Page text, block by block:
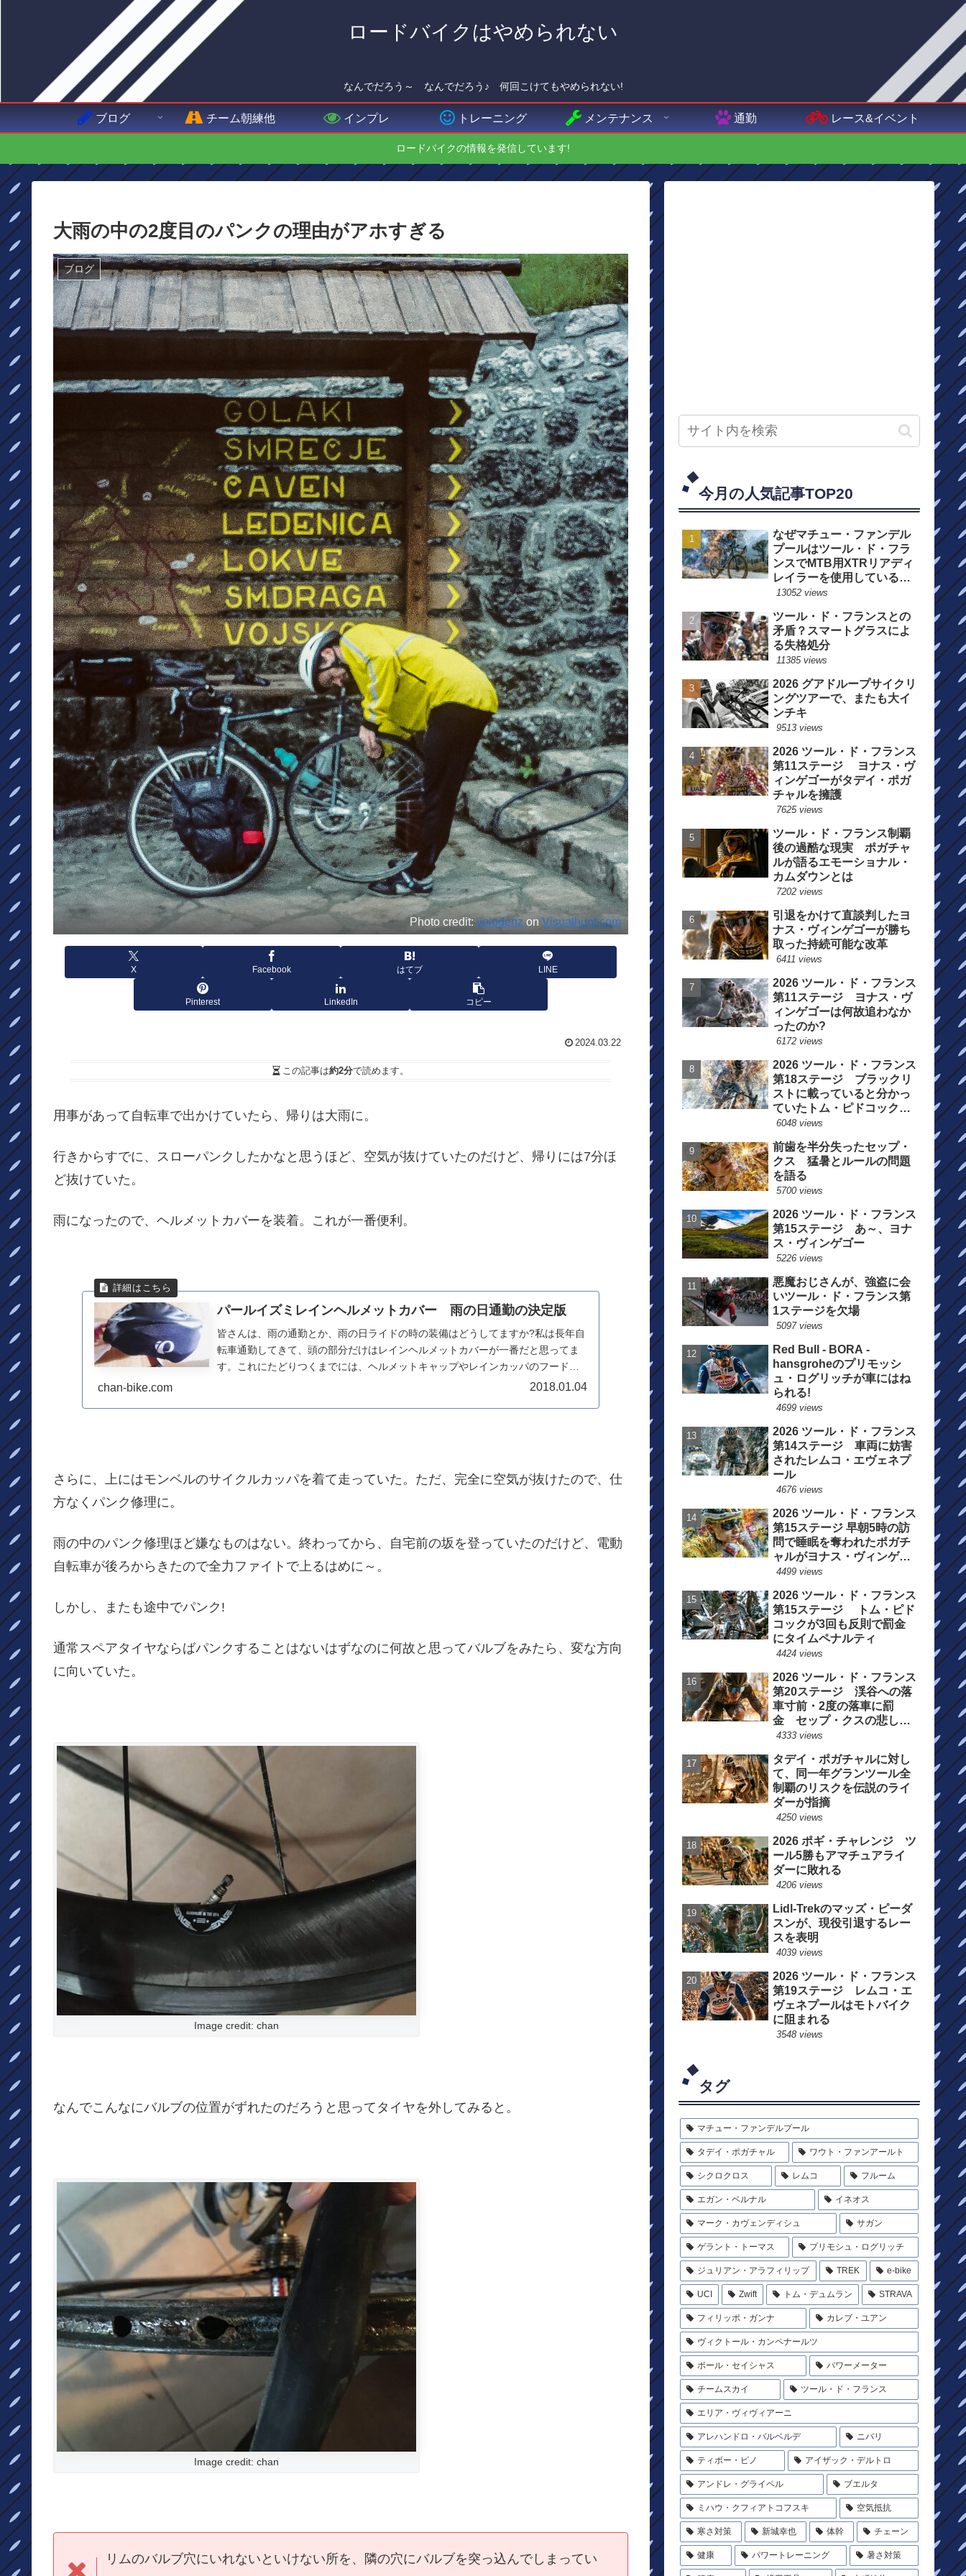
ロードバイクはやめられない
なんでだろう～ なんでだろう♪ 何回こけてもやめられない!
ブログ チーム朝練他 インプレ トレーニング メンテナンス 通勤 レース&イベント
ロードバイクの情報を発信しています!
大雨の中の2度目のパンクの理由がアホすぎる
ブログ
Photo credit:velodenzonVisualhunt.com
X Facebook はてブ LINE
Pinterest LinkedIn コピー
2024.03.22
この記事は約2分で読めます。
用事があって自転車で出かけていたら、帰りは大雨に。
行きからすでに、スローパンクしたかなと思うほど、空気が抜けていたのだけど、帰りには7分ほ
ど抜けていた。
雨になったので、ヘルメットカバーを装着。これが一番便利。
パールイズミレインヘルメットカバー 雨の日通勤の決定版
皆さんは、雨の通勤とか、雨の日ライドの時の装備はどうしてますか?私は長年自
転車通勤してきて、頭の部分だけはレインヘルメットカバーが一番だと思ってま
す。これにたどりつくまでには、ヘルメットキャップやレインカッパのフードを
chan-bike.com 2018.01.04
さらに、上にはモンベルのサイクルカッパを着て走っていた。ただ、完全に空気が抜けたので、仕
方なくパンク修理に。
雨の中のパンク修理ほど嫌なものはない。終わってから、自宅前の坂を登っていたのだけど、電動
自転車が後ろからきたので全力ファイトで上るはめに～。
しかし、またも途中でパンク!
通常スペアタイヤならばパンクすることはないはずなのに何故と思ってバルブをみたら、変な方向
に向いていた。
Image credit: chan
なんでこんなにバルブの位置がずれたのだろうと思ってタイヤを外してみると。
Image credit: chan
リムのバルブ穴にいれないといけない所を、隣の穴にバルブを突っ込んでしまってい
今月の人気記事TOP20
なぜマチュー・ファンデル
プールはツール・ド・フラ
ンスでMTB用XTRリアディ
レイラーを使用しているの
か？
13052 views
ツール・ド・フランスとの
矛盾？スマートグラスによ
る失格処分
11385 views
2026 グアドループサイクリ
ングツアーで、またも大イ
ンチキ
9513 views
2026 ツール・ド・フランス
第11ステージ ヨナス・ヴ
ィンゲゴーがタデイ・ポガ
チャルを擁護
7625 views
ツール・ド・フランス制覇
後の過酷な現実 ポガチャ
ルが語るエモーショナル・
カムダウンとは
7202 views
引退をかけて直談判したヨ
ナス・ヴィンゲゴーが勝ち
取った持続可能な改革
6411 views
2026 ツール・ド・フランス
第11ステージ ヨナス・ヴ
ィンゲゴーは何故追わなか
ったのか?
6172 views
2026 ツール・ド・フランス
第18ステージ ブラックリ
ストに載っていると分かっ
ていたトム・ピドコックは
総合順位死守に
6048 views
前歯を半分失ったセップ・
クス 猛暑とルールの問題
を語る
5700 views
2026 ツール・ド・フランス
第15ステージ あ～、ヨナ
ス・ヴィンゲゴー
5226 views
悪魔おじさんが、強盗に会
いツール・ド・フランス第
1ステージを欠場
5097 views
Red Bull - BORA -
hansgroheのプリモッシ
ュ・ログリッチが車にはね
られる!
4699 views
2026 ツール・ド・フランス
第14ステージ 車両に妨害
されたレムコ・エヴェネプ
ール
4676 views
2026 ツール・ド・フランス
第15ステージ 早朝5時の訪
問で睡眠を奪われたポガチ
ャルがヨナス・ヴィンゲゴ
ーの離脱を惜しむ
4499 views
2026 ツール・ド・フランス
第15ステージ トム・ピド
コックが3回も反則で罰金
にタイムペナルティ
4424 views
2026 ツール・ド・フランス
第20ステージ 渓谷への落
車寸前・2度の落車に罰
金 セップ・クスの悲しい
一日
4333 views
タデイ・ポガチャルに対し
て、同一年グランツール全
制覇のリスクを伝説のライ
ダーが指摘
4250 views
2026 ポギ・チャレンジ ツ
ール5勝もアマチュアライ
ダーに敗れる
4206 views
Lidl-Trekのマッズ・ピーダ
スンが、現役引退するレー
スを表明
4039 views
2026 ツール・ド・フランス
第19ステージ レムコ・エ
ヴェネプールはモトバイク
に阻まれる
3548 views
タグ
マチュー・ファンデルプール
タデイ・ポガチャル ワウト・ファンアールト
シクロクロス レムコ フルーム
エガン・ベルナル イネオス
マーク・カヴェンディシュ サガン
ゲラント・トーマス プリモシュ・ログリッチ
ジュリアン・アラフィリップ TREK e-bike
UCI Zwift トム・デュムラン STRAVA
フィリッポ・ガンナ カレブ・ユアン
ヴィクトール・カンペナールツ
ポール・セイシャス パワーメーター
チームスカイ ツール・ド・フランス
エリア・ヴィヴィアーニ
アレハンドロ・バルベルデ ニバリ
ティボー・ピノ アイザック・デルトロ
アンドレ・グライペル ブエルタ
ミハウ・クフィアトコフスキ 空気抵抗
寒さ対策 新城幸也 体幹 チェーン
健康 パワートレーニング 暑さ対策